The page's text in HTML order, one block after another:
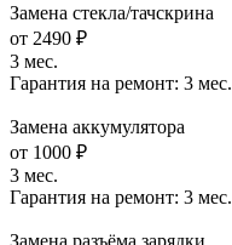
Замена стекла/тачскрина
от 2490 ₽
3 мес.
Гарантия на ремонт: 3 мес.
Замена аккумулятора
от 1000 ₽
3 мес.
Гарантия на ремонт: 3 мес.
Замена разъёма зарядки